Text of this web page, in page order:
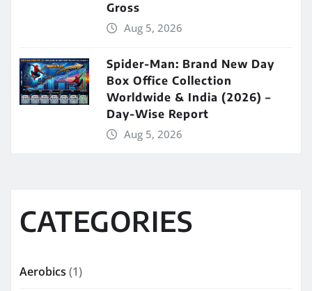
Gross
Aug 5, 2026
Spider-Man: Brand New Day
Box Office Collection
Worldwide & India (2026) –
Day-Wise Report
Aug 5, 2026
CATEGORIES
Aerobics (1)